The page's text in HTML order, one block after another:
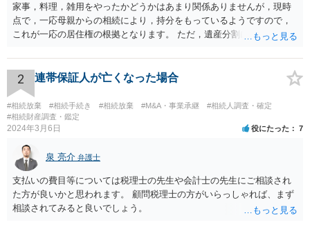
家事，料理，雑用をやったかどうかはあまり関係ありませんが，現時
点で，一応母親からの相続により，持分をもっているようですので，
これが一応の居住権の根拠となります。 ただ，遺産分割により，母の
2 連帯保証人が亡くなった場合
#相続放棄 #相続手続き #相続放棄 #M&A・事業承継
#相続人調査・確定
#相続財産調査・鑑定
2024年3月6日 役にたった 7
泉 亮介 弁護士
支払いの費目等については税理士の先生や会計士の先生にご相談され
た方が良いかと思われます。 顧問税理士の方がいらっしゃれば、まず
相談されてみると良いでしょう。